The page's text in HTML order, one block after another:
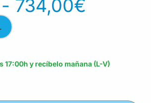
- 734,00€
17:00h y recíbelo mañana (L-V)